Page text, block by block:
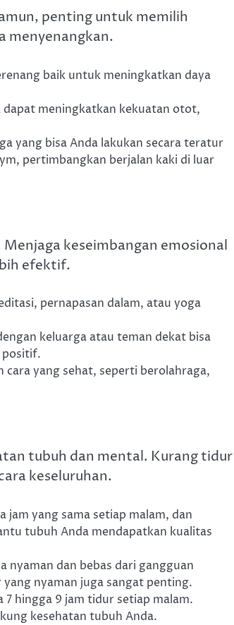
penting untuk memilih
menyenangkan.
baik untuk meningkatkan daya
meningkatkan kekuatan otot,
yang bisa Anda lakukan secara teratur
pertimbangkan berjalan kaki di luar
keseimbangan emosional
efektif.
pernapasan dalam, atau yoga
keluarga atau teman dekat bisa
positif.
cara yang sehat, seperti berolahraga,
tubuh dan mental. Kurang tidur
keseluruhan.
jam yang sama setiap malam, dan
tubuh Anda mendapatkan kualitas
nyaman dan bebas dari gangguan
nyaman juga sangat penting.
hingga 9 jam tidur setiap malam.
kesehatan tubuh Anda.